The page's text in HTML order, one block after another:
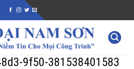
9f50-381538401583